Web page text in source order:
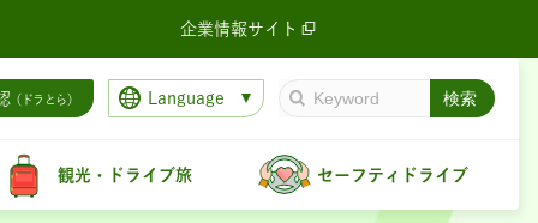
企業情報サイト
（ドラとら） Language
観光・ドライブ旅 セーフティドライブ